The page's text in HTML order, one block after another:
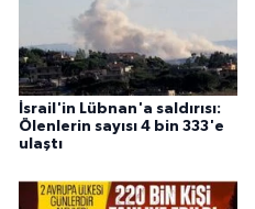
İsrail'in Lübnan'a saldırısı:
Ölenlerin sayısı 4 bin 333'e
ulaştı